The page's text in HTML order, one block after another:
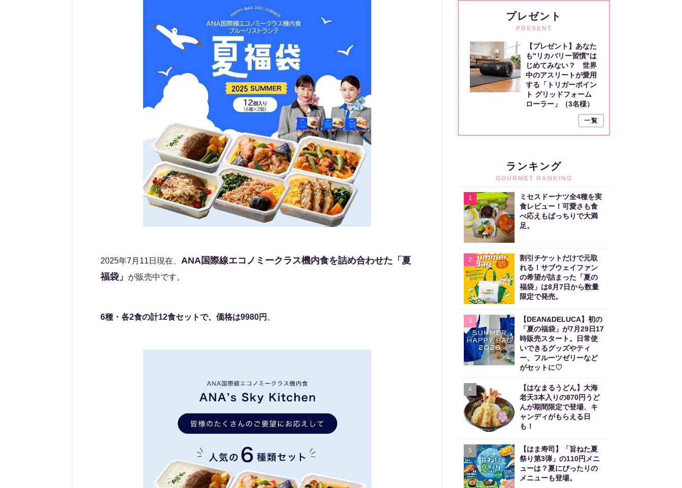
2025年7月11日現在、 ANA国際線エコノミークラス機内食を詰め合わせた「夏
福袋」
が販売中です。
6種・各2食の計12食セットで、価格は9980円 。
プレゼント
PRESENT
【プレゼント】あなた
も"リカバリー習慣"は
じめてみない？ 世界
中のアスリートが愛用
する「トリガーポイン
ト グリッドフォーム
ローラー」（3名様）
一覧
ランキング
GOURMET RANKING
1
ミセスドーナツ全4種を実
食レビュー！可愛さも食
べ応えもばっちりで大満
足。
2
割引チケットだけで元取
れる！サブウェイファン
の希望が詰まった「夏の
福袋」は8月7日から数量
限定で発売。
3
【DEAN&DELUCA】初の
「夏の福袋」が7月29日17
時販売スタート。日常使
いできるグッズやティ
ー、フルーツゼリーなど
がセットに♡
4
【はなまるうどん】大海
老天3本入りの870円うど
んが期間限定で登場、キ
ャンディがもらえる日
も！
5
【はま寿司】「旨ねた夏
祭り第3弾」の110円メニ
ューは？夏にぴったりの
メニューも登場。